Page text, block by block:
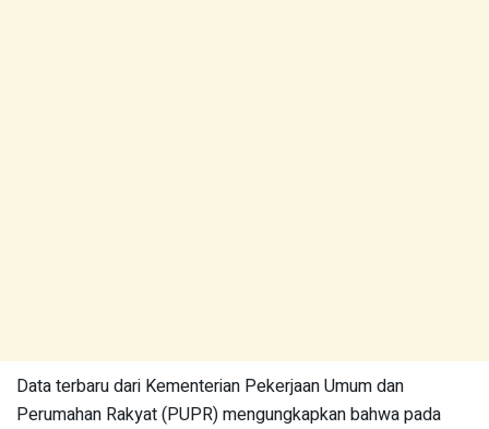
Data terbaru dari Kementerian Pekerjaan Umum dan
Perumahan Rakyat (PUPR) mengungkapkan bahwa pada